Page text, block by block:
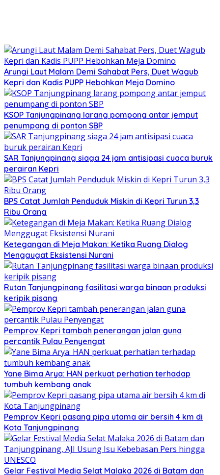
Arungi Laut Malam Demi Sahabat Pers, Duet Wagub
Kepri dan Kadis PUPP Hebohkan Meja Domino
KSOP Tanjungpinang larang pompong antar jemput
penumpang di ponton SBP
SAR Tanjungpinang siaga 24 jam antisipasi cuaca buruk
perairan Kepri
BPS Catat Jumlah Penduduk Miskin di Kepri Turun 3,3
Ribu Orang
Ketegangan di Meja Makan: Ketika Ruang Dialog
Menggugat Eksistensi Nurani
Rutan Tanjungpinang fasilitasi warga binaan produksi
keripik pisang
Pemprov Kepri tambah penerangan jalan guna
percantik Pulau Penyengat
Yane Bima Arya: HAN perkuat perhatian terhadap
tumbuh kembang anak
Pemprov Kepri pasang pipa utama air bersih 4 km di
Kota Tanjungpinang
Gelar Festival Media Selat Malaka 2026 di Batam dan